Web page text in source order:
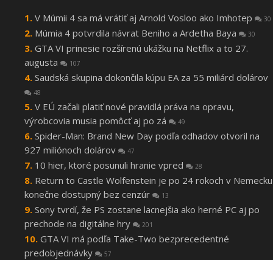
V Múmii 4 sa má vrátiť aj Arnold Vosloo ako Imhotep 30
Múmia 4 potvrdila návrat Beniho a Ardetha Baya 30
GTA VI prinesie rozšírenú ukážku na Netflix a to 27.
augusta
107
Saudská skupina dokončila kúpu EA za 55 miliárd dolárov
48
V EÚ začali platiť nové pravidlá práva na opravu,
výrobcovia musia pomôcť aj po zá
49
Spider-Man: Brand New Day podľa odhadov otvoril na
927 miliónoch dolárov
47
10 hier, ktoré posunuli hranie vpred 28
Return to Castle Wolfenstein je po 24 rokoch v Nemecku
konečne dostupný bez cenzúr
13
Sony tvrdí, že PS zostane lacnejšia ako herné PC aj po
prechode na digitálne hry
201
GTA VI má podľa Take-Two bezprecedentné
predobjednávky
57